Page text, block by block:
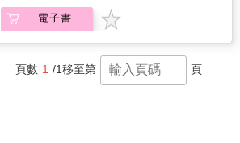
程章節遺漏之不足。適用指標◎ 國小二年級學
生。
電子書
頁數 1 /1移至第 頁